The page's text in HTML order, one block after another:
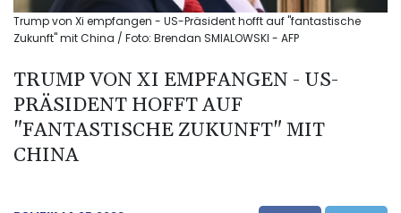
Trump von Xi empfangen - US-Präsident hofft auf "fantastische
Zukunft" mit China / Foto: Brendan SMIALOWSKI - AFP
TRUMP VON XI EMPFANGEN - US-
PRÄSIDENT HOFFT AUF
"FANTASTISCHE ZUKUNFT" MIT
CHINA